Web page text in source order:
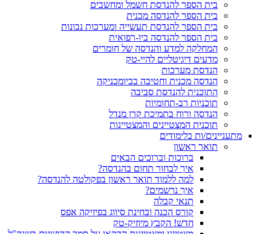
בית הספר להנדסת חשמל ומחשבים
בית הספר להנדסה מכנית
בית הספר להנדסת תעשייה ומערכות נבונות
בית הספר להנדסה ביו-רפואית
המחלקה למדע והנדסה של חומרים
מדעים דיגיטליים להיי-טק
הנדסת מערכות
הנדסה מכנית וחטיבה בביומכניקה
התוכנית להנדסת סביבה
תוכניות רב-תחומיות
הנדסה ורוח בתמיכת קרן מנדל
תוכנית המצטיינים והמצטיינות
מתעניינים/ות בלימודים
תואר ראשון
ברוכות וברוכים הבאים
איך לבחור תחום בהנדסה?
למה ללמוד תואר ראשון בפקולטה להנדסה?
איך נרשמים?
תנאי קבלה
קורס הכנה ובחינת סיווג בפיזיקה אפס
חדש! הקבץ מיוזיק-טק